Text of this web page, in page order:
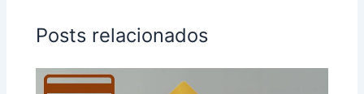
Posts relacionados